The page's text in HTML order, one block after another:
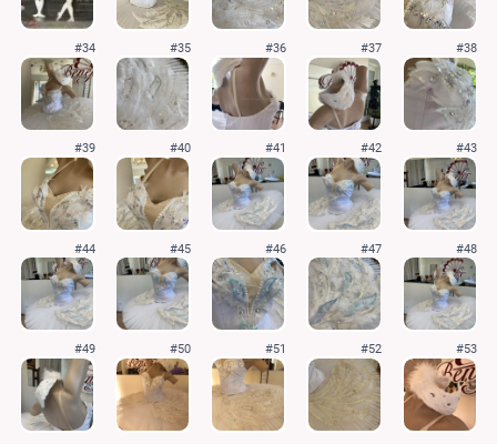
#34 #35 #36 #37 #38
#39 #40 #41 #42 #43
#44 #45 #46 #47 #48
#49 #50 #51 #52 #53